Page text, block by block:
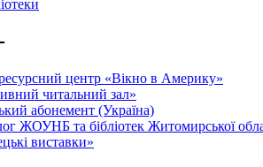
центр «Вікно в Америку»
читальний зал»
абонемент (Україна)
ЖОУНБ та бібліотек Житомирської
виставки»